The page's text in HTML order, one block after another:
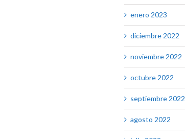
enero 2023
diciembre 2022
noviembre 2022
octubre 2022
septiembre 2022
agosto 2022